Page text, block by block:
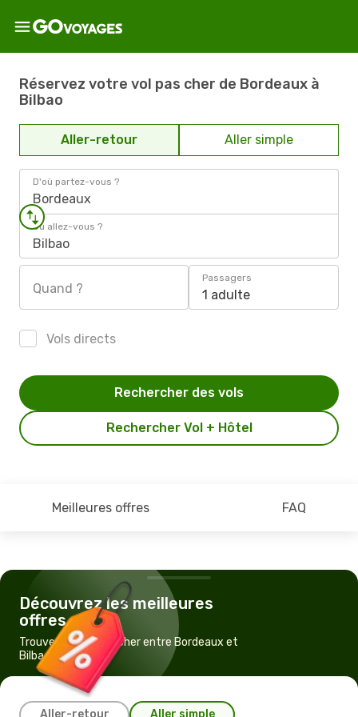
Réservez votre vol pas cher de Bordeaux à
Bilbao
Aller-retour Aller simple
D'où partez-vous ?
Bordeaux
Où allez-vous ?
Bilbao
Quand ?
Passagers
1 adulte
Vols directs
Rechercher Vol + Hôtel
Rechercher des vols
Meilleures offres FAQ
Découvrez les meilleures
offres
Trouvez un vol pas cher entre Bordeaux et
Bilbao
Aller-retour Aller simple